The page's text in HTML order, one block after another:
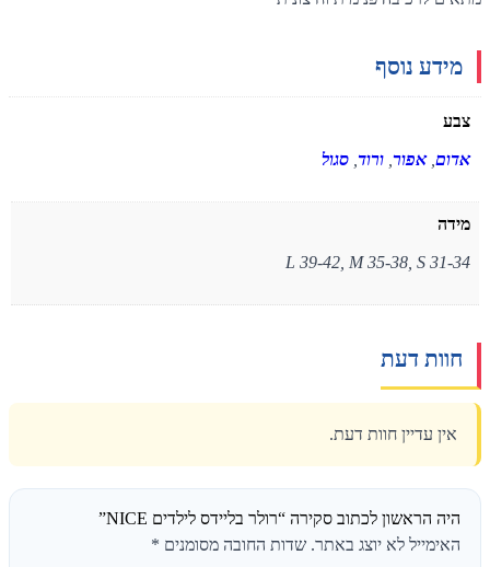
מידע נוסף
צבע
אדום ,אפור ורוד סגול
מידה
L 39-42, M 35-38, S 31-34
חוות דעת
אין עדיין חוות דעת.
היה הראשון לכתוב סקירה “רולר בליידס לילדים NICE”
האימייל לא יוצג באתר. שדות החובה מסומנים *